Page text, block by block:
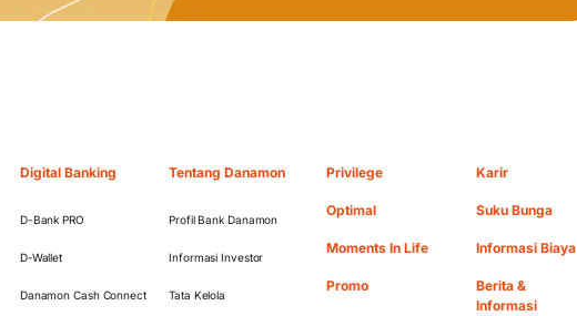
Digital Banking
D-Bank PRO
D-Wallet
Danamon Cash Connect
Tentang Danamon
Profil Bank Danamon
Informasi Investor
Tata Kelola
Privilege
Optimal
Moments In Life
Promo
Karir
Suku Bunga
Informasi Biaya
Berita &
Informasi